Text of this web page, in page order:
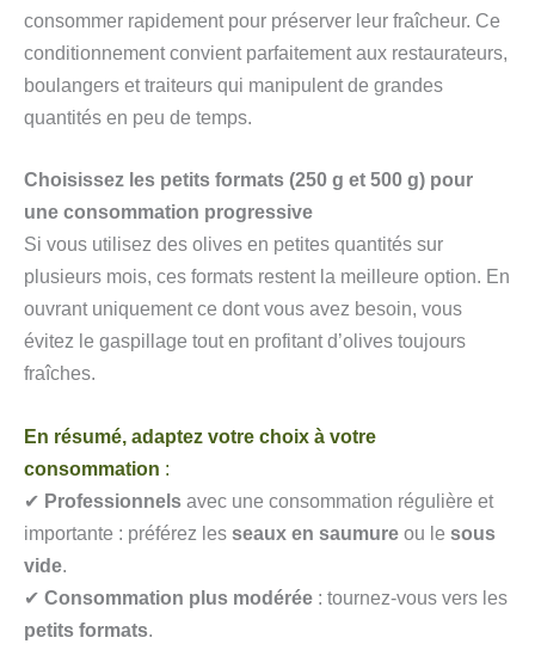
consommer rapidement pour préserver leur fraîcheur. Ce
conditionnement convient parfaitement aux restaurateurs,
boulangers et traiteurs qui manipulent de grandes
quantités en peu de temps.
Choisissez les petits formats (250 g et 500 g) pour
une consommation progressive
Si vous utilisez des olives en petites quantités sur
plusieurs mois, ces formats restent la meilleure option. En
ouvrant uniquement ce dont vous avez besoin, vous
évitez le gaspillage tout en profitant d’olives toujours
fraîches.
En résumé, adaptez votre choix à votre
consommation :
✔ Professionnels avec une consommation régulière et
importante : préférez les seaux en saumure ou le sous
vide.
✔ Consommation plus modérée : tournez-vous vers les
petits formats.